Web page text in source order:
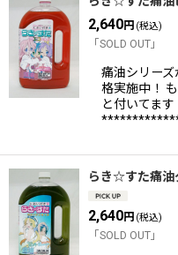
2,640円 (税込)
「SOLD OUT」
痛油シリー
格実施中！
と付いてます
らき☆すた痛油
2,640円 (税込)
「SOLD OUT」